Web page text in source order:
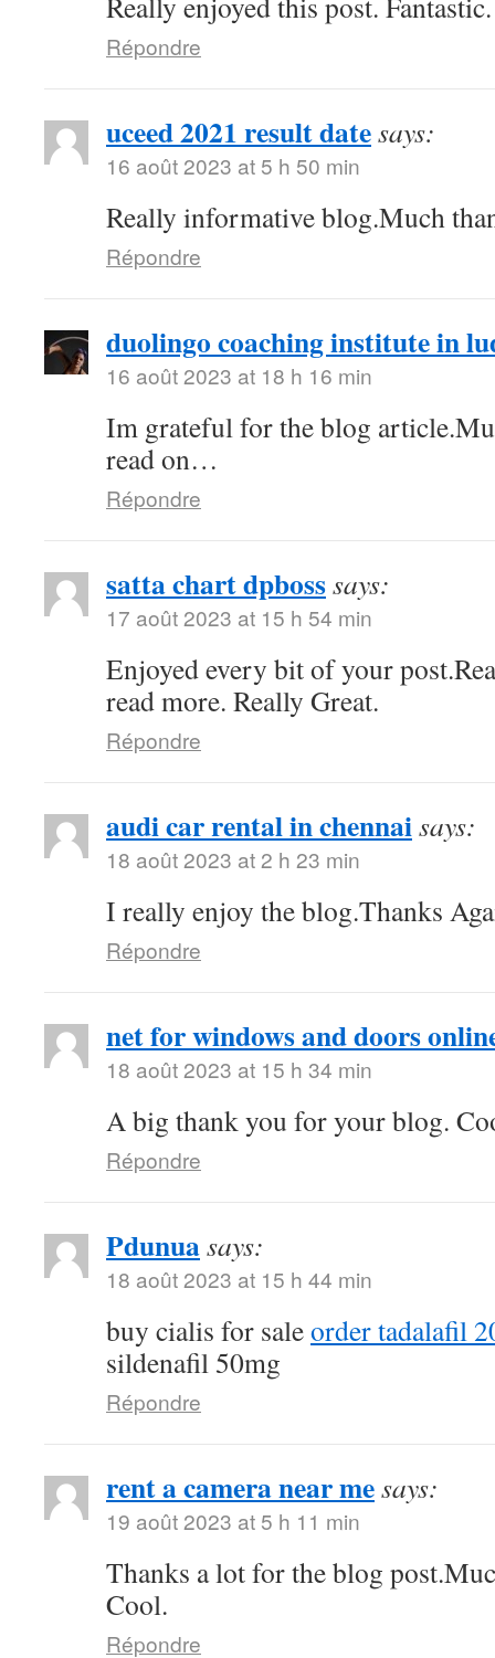
Répondre
uceed 2021 result datesays:
16 août 2023 at 5 h 50 min
Really informative blog.Much
Répondre
duolingo coaching institute in
16 août 2023 at 18 h 16 min
Im grateful for the blog
read on…
Répondre
satta chart dpbosssays:
17 août 2023 at 15 h 54 min
Enjoyed every bit of your
read more. Really Great.
Répondre
audi car rental in chennaisays:
18 août 2023 at 2 h 23 min
I really enjoy the blog.Thanks
Répondre
net for windows and doors
18 août 2023 at 15 h 34 min
A big thank you for your blog.
Répondre
Pdunuasays:
18 août 2023 at 15 h 44 min
buy cialis for saleorder tadalafil
sildenafil 50mg
Répondre
rent a camera near mesays:
19 août 2023 at 5 h 11 min
Thanks a lot for the blog
Cool.
Répondre